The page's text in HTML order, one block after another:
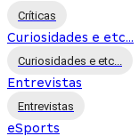
Críticas
Curiosidades e etc...
Curiosidades e etc...
Entrevistas
Entrevistas
eSports